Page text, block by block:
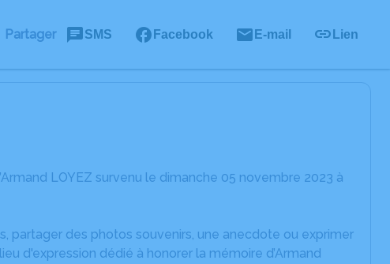
Partager SMS Facebook E-mail Lien
LOYEZ survenu le dimanche 05 novembre 2023 à
partager des photos souvenirs, une anecdote ou exprimer
d'expression dédié à honorer la mémoire d’Armand